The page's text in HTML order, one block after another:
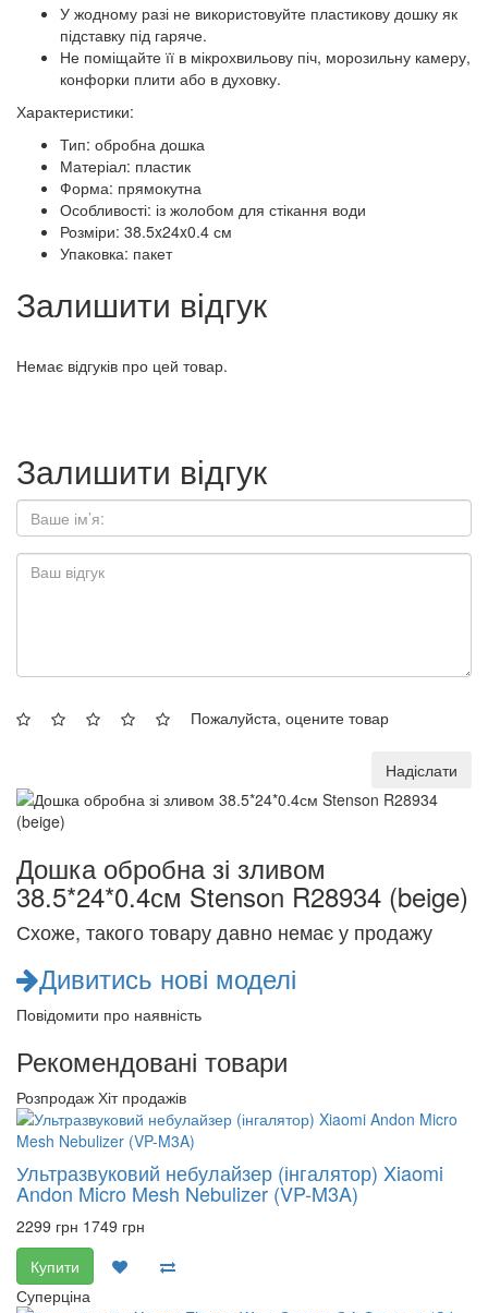
У жодному разі не використовуйте пластикову дошку як
підставку під гаряче.
Не поміщайте її в мікрохвильову піч, морозильну камеру,
конфорки плити або в духовку.
Характеристики:
Тип: обробна дошка
Матеріал: пластик
Форма: прямокутна
Особливості: із жолобом для стікання води
Розміри: 38.5x24x0.4 см
Упаковка: пакет
Залишити відгук
Немає відгуків про цей товар.
Залишити відгук
Пожалуйста, оцените товар
Надіслати
Дошка обробна зі зливом
38.5*24*0.4см Stenson R28934 (beige)
Схоже, такого товару давно немає у продажу
Дивитись нові моделі
Повідомити про наявність
Рекомендовані товари
Розпродаж Хіт продажів
Ультразвуковий небулайзер (інгалятор) Xiaomi
Andon Micro Mesh Nebulizer (VP-M3A)
2299 грн 1749 грн
Купити
Суперціна